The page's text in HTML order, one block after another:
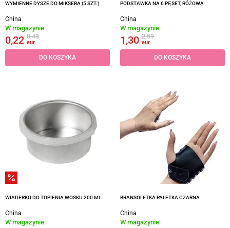
WYMIENNE DYSZE DO MIKSERA (5 SZT.)
China
W magazynie
0,22 0,43
eur
DO KOSZYKA
PODSTAWKA NA 6 PĘSET, RÓŻOWA
China
W magazynie
1,30 2,59
eur
DO KOSZYKA
WIADERKO DO TOPIENIA WOSKU 200 ML
China
W magazynie
BRANSOLETKA PALETKA CZARNA
China
W magazynie